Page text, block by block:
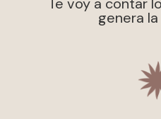
genera